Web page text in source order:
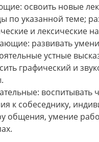
освоить новые
по указанной теме;
и лексические
развивать
устные
графический и
воспитывать
к собеседнику,
общения, умение